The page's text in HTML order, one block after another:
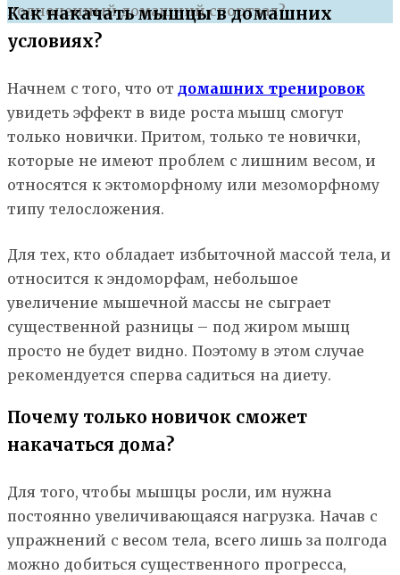
полноценный домашний спортзал?
Как накачать мышцы в домашних
условиях?
Начнем с того, что от домашних тренировок
увидеть эффект в виде роста мышц смогут
только новички. Притом, только те новички,
которые не имеют проблем с лишним весом, и
относятся к эктоморфному или мезоморфному
типу телосложения.
Для тех, кто обладает избыточной массой тела, и
относится к эндоморфам, небольшое
увеличение мышечной массы не сыграет
существенной разницы – под жиром мышц
просто не будет видно. Поэтому в этом случае
рекомендуется сперва садиться на диету.
Почему только новичок сможет
накачаться дома?
Для того, чтобы мышцы росли, им нужна
постоянно увеличивающаяся нагрузка. Начав с
упражнений с весом тела, всего лишь за полгода
можно добиться существенного прогресса,